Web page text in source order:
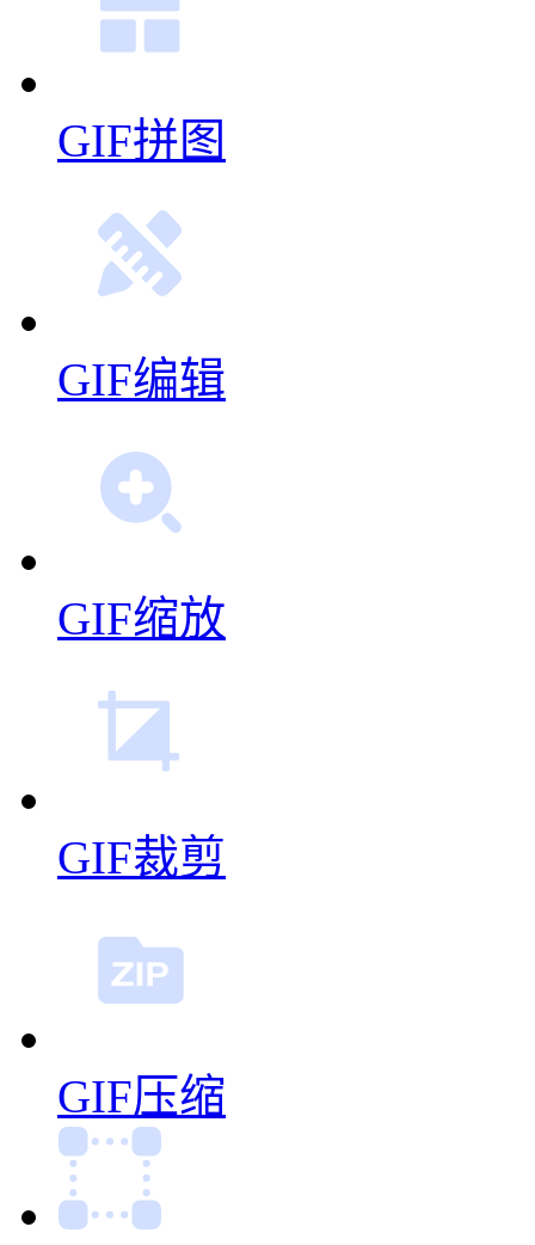
GIF拼图
GIF编辑
GIF缩放
GIF裁剪
GIF压缩